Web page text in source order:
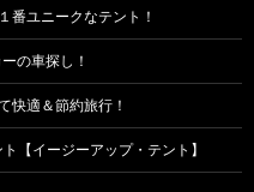
番ユニークなテント！
の車探し！
適＆節約旅行！
【イージーアップ・テント】